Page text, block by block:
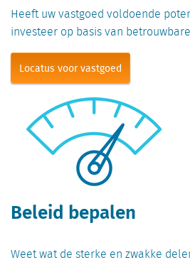
Heeft uw vastgoed voldoende
investeer op basis van
Locatus voor vastgoed
Beleid bepalen
Weet wat de sterke en zwakke